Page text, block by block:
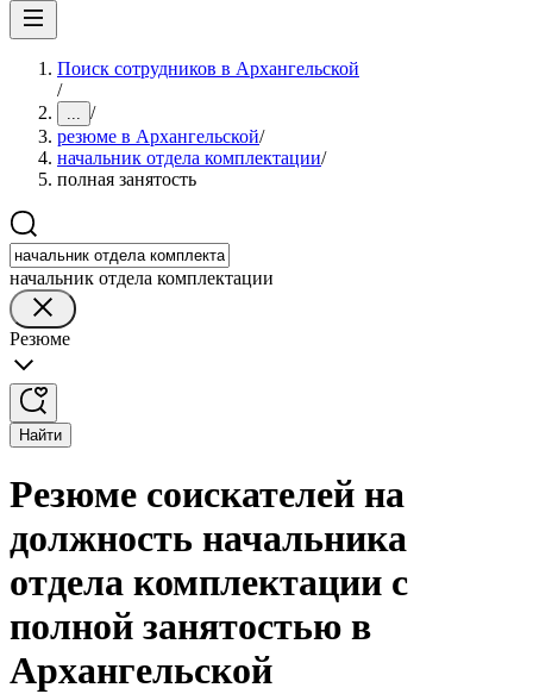
Поиск сотрудников в Архангельской
/
... /
резюме в Архангельской/
начальник отдела комплектации/
полная занятость
начальник отдела комплектации
Резюме
Найти
Резюме соискателей на
должность начальника
отдела комплектации с
полной занятостью в
Архангельской